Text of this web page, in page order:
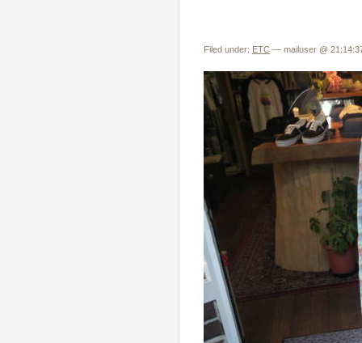
Filed under: ETC — mailuser @